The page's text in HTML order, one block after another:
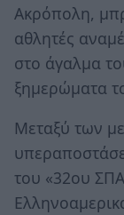
Ακρόπολη,
αθλητές
στο άγαλμα
ξημερώματα
Μεταξύ των
του «32ου